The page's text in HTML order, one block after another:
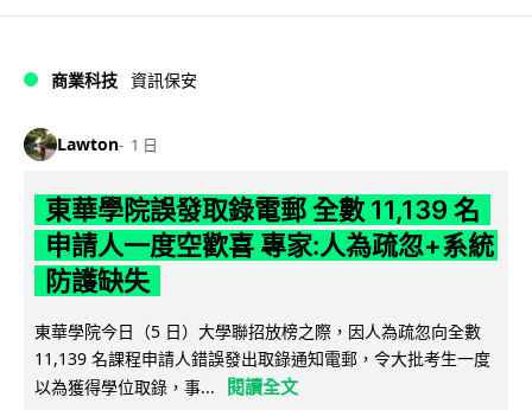
商業科技 資訊保安
Lawton 1 日
東華學院誤發取錄電郵 全數 11,139 名
申請人一度空歡喜 專家:人為疏忽+系統
防護缺失
東華學院今日（5 日）大學聯招放榜之際，因人為疏忽向全數
11,139 名課程申請人錯誤發出取錄通知電郵，令大批考生一度
以為獲得學位取錄，事...
閱讀全文